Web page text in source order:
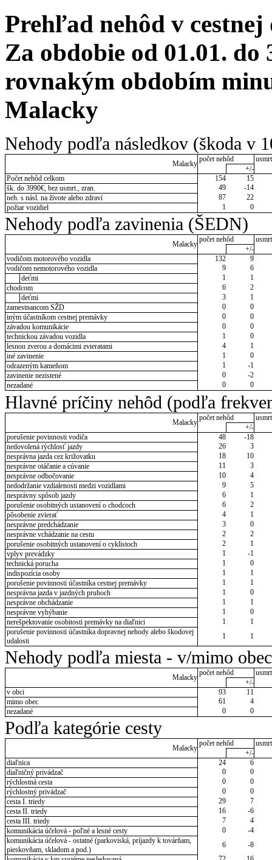
Prehľad nehôd v cestnej
Za obdobie od 01.01. do
rovnakým obdobím
Malacky
Nehody podľa následkov (škoda v
Malacky
počet nehôd
+/-
Počet nehôd celkom
154
15
šk. do 3990€, bez usmrt., zran.
49
-14
neh. s násl. na živote alebo zdraví
87
22
požiar vozidiel
1 0
Nehody podľa zavinenia (ŠEDN)
Malacky
počet nehôd
+/-
vodičom motorového vozidla
132
9
vodičom nemotorového vozidla
9
6
deťmi
1
1
chodcom
6
2
deťmi
3
1
zamestnancom SŽD
0
0
iným účastníkom cestnej premávky
0
0
závadou komunikácie
0
0
technickou závadou vozidla
1
0
lesnou zverou a domácimi zvieratami
4
1
iné zavinenie
1
0
odrazeným kameňom
1
-1
zavinenie nezistené
0
-2
nezadané
0 0
Hlavné príčiny nehôd (podľa
Malacky
počet nehôd
+/-
porušenie povinnosti vodiča
48
-18
nedovolená rýchlosť jazdy
26
3
nesprávna jazda cez križovatku
18
10
nesprávne otáčanie a cúvanie
11
3
nesprávne odbočovanie
10
4
nedodržanie vzdialenosti medzi vozidlami
9
5
nesprávny spôsob jazdy
6
1
porušenie osobitných ustanovení o chodcoch
6
2
pôsobenie zvierať
4
1
nesprávne predchádzanie
3
0
nesprávne vchádzanie na cestu
2
2
porušenie osobitných ustanovení o cyklistoch
2
1
vplyv prevádzky
1
-1
technická porucha
1
0
indispozícia osoby
1
1
porušenie povinnosti účastníka cestnej premávky
1
1
nesprávna jazda v jazdných pruhoch
1
0
nesprávne obchádzanie
1
1
nesprávne vyhýbanie
1
0
nerešpektovanie osobitosti premávky na diaľnici
1
1
porušenie povinnosti účastníka dopravnej nehody alebo škodovej
udalosti
1 1
Nehody podľa miesta - v/mimo obec
Malacky
počet nehôd
+/-
v obci
93
11
mimo obec
61
4
nezadané
0 0
Podľa kategórie cesty
Malacky
počet nehôd
+/-
diaľnica
24
6
diaľničný privádzač
0
0
rýchlostná cesta
0
0
rýchlostný privádzač
0
0
cesta I. triedy
29
7
cesta II. triedy
16
-6
cesta III. triedy
7
4
komunikácia účelová - poľné a lesné cesty
0
-4
komunikácia účelová - ostatné (parkoviská, príjazdy k továrňam,
pieskovňam, skladom a pod.)
6
-8